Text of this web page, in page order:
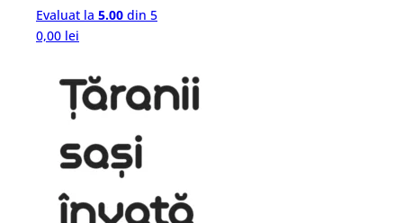
Evaluat la 5.00 din 5
0,00 lei